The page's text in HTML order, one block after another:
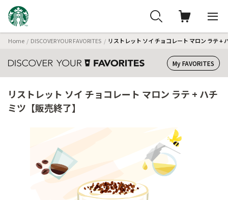
Home DISCOVER YOUR FAVORITES リストレット ソイ チョコレート マロン ラテ +
My FAVORITES
リストレット ソイ チョコレート マロン ラテ + ハチ
ミツ【販売終了】